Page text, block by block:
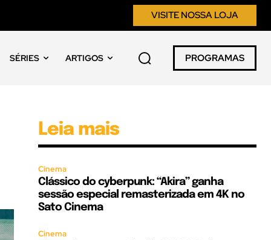
VISITE NOSSA LOJA
SÉRIES ARTIGOS PROGRAMAS
Leia mais
Cinema
Clássico do cyberpunk: “Akira” ganha
sessão especial remasterizada em 4K no
Sato Cinema
Cinema